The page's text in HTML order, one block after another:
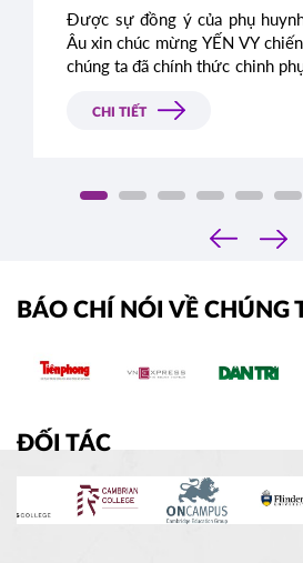
Được sự đồng ý của phụ
Âu xin chúc mừng YẾN VY
chúng ta đã chính thức chinh
xinh đẹp.
CHI TIẾT
‹
›
BÁO CHÍ NÓI VỀ CHÚNG
ĐỐI TÁC